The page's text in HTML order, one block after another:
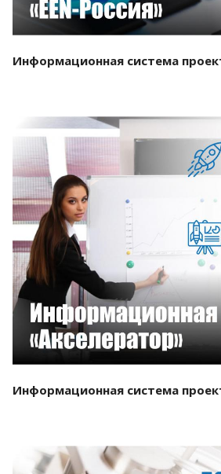
Информационная система
Смотреть проект
Информационная система